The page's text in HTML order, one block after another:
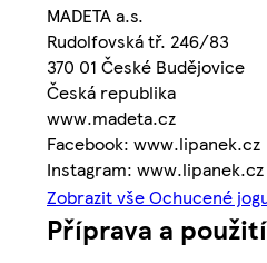
MADETA a.s.
Rudolfovská tř. 246/83
370 01 České Budějovice
Česká republika
www.madeta.cz
Facebook: www.lipanek.cz
Instagram: www.lipanek.cz
Zobrazit vše Ochucené
Příprava a použití